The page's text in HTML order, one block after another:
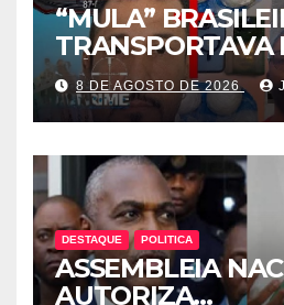
“MULA”
TRANSPORTAVA
CÁPSULAS DE
MORRE NO
LUANDA
8 DE AGOSTO DE 2026
DESTAQUE POLITICA
ASSEMBLEIA
AUTORIZA